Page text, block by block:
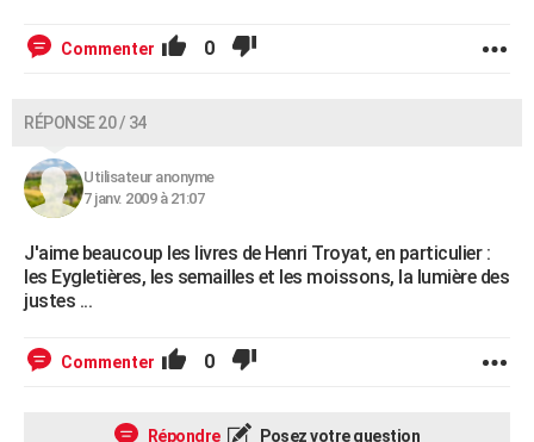
Commenter 0
RÉPONSE 20 / 34
Utilisateur anonyme
7 janv. 2009 à 21:07
J'aime beaucoup les livres de Henri Troyat, en particulier :
les Eygletières, les semailles et les moissons, la lumière des
justes ...
Commenter 0
Répondre Posez votre question